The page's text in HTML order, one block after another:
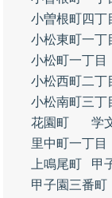
小曽根町四丁
小松東町一丁
小松町一丁目
小松西町二丁
小松南町三丁
花園町
学
里中町一丁目
上鳴尾町
甲
甲子園三番町